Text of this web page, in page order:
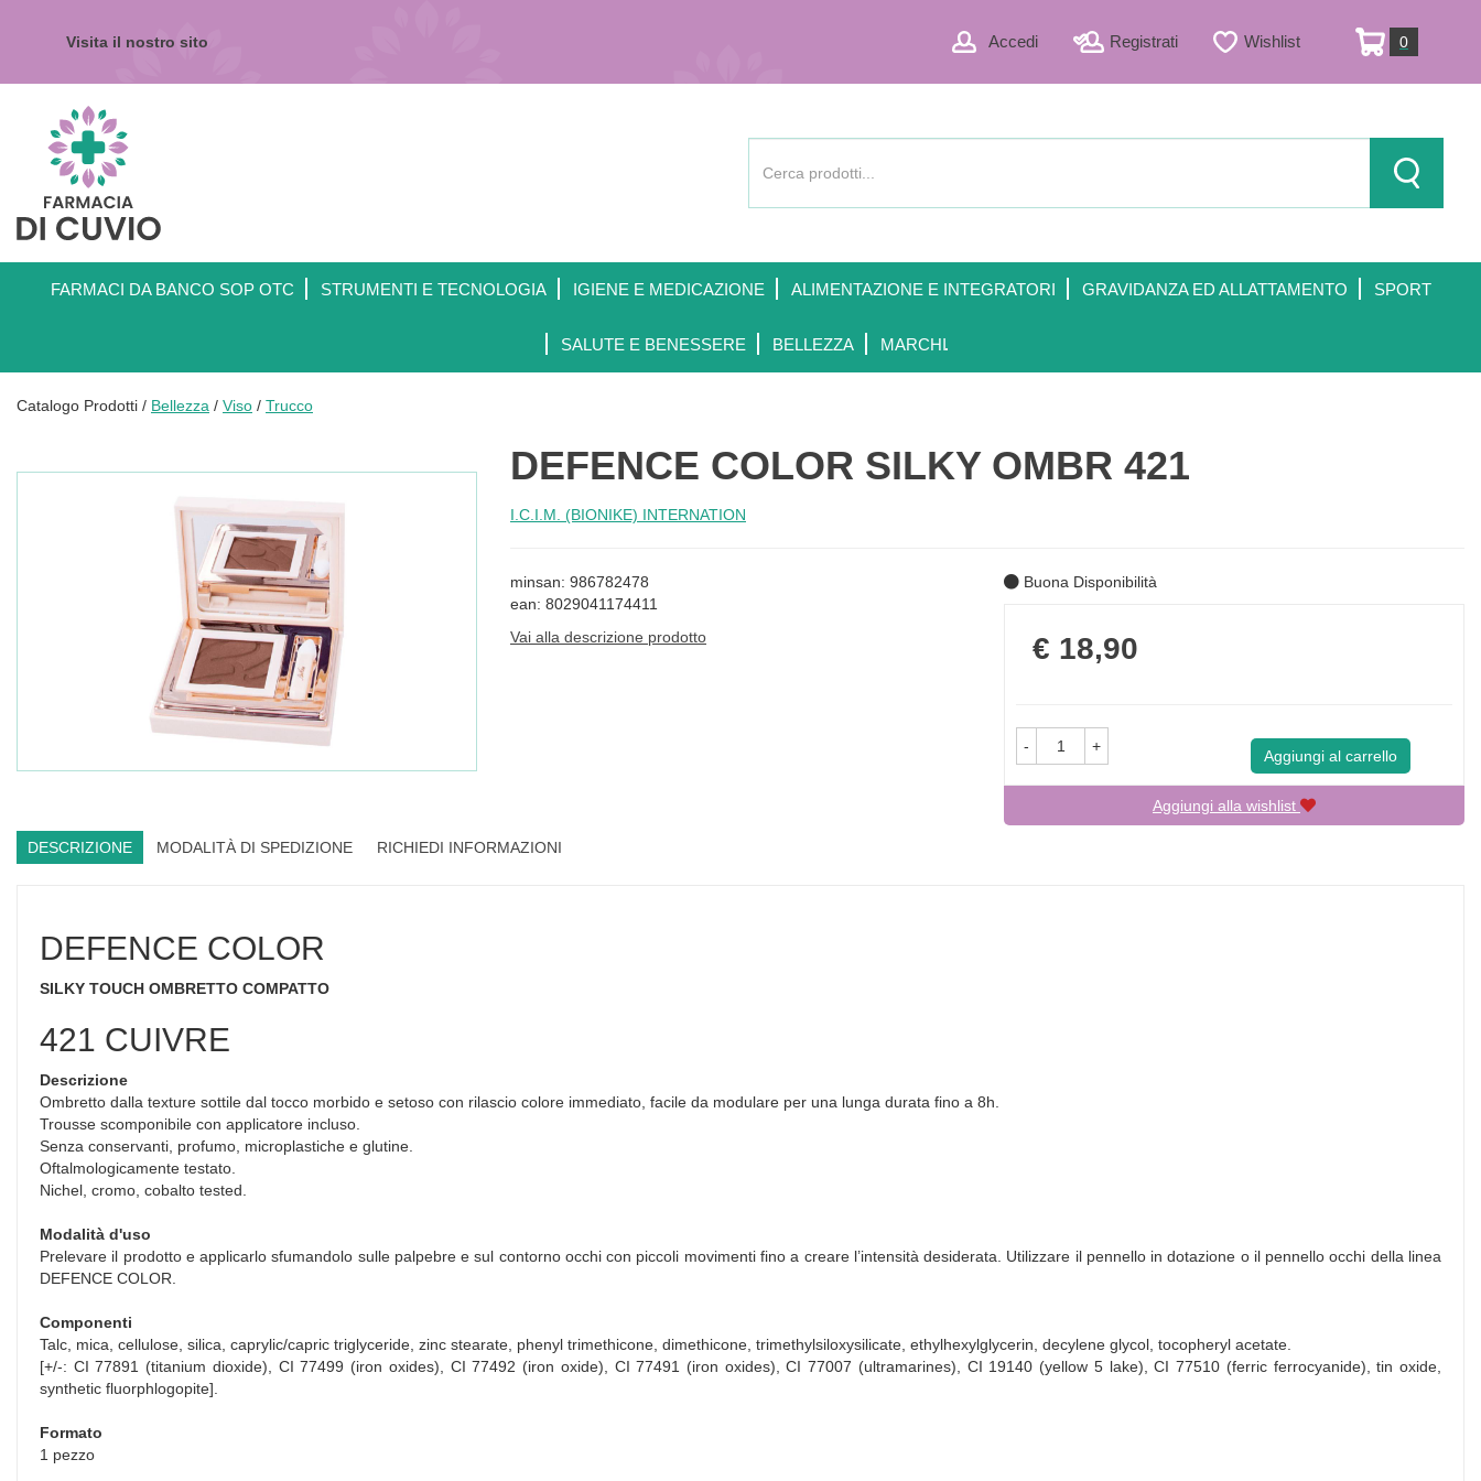
Visita il nostro sito Accedi Registrati Wishlist 0
ARTICOLI
Farmacia
Cuvio
Prodotto
Cerca
FARMACI DA BANCO SOP OTC STRUMENTI E TECNOLOGIA IGIENE E MEDICAZIONE ALIMENTAZIONE E INTEGRATORI GRAVIDANZA ED ALLATTAMENTO SPORT
SALUTE E BENESSERE BELLEZZA MARCHI
Catalogo Prodotti / Bellezza / Viso / Trucco
DEFENCE COLOR SILKY OMBR 421
I.C.I.M. (BIONIKE) INTERNATION
minsan: 986782478
ean: 8029041174411
Vai alla descrizione prodotto
Buona Disponibilità
Prezzo
€ 18,90
- +
Aggiungi al carrello
Aggiungi alla wishlist
DESCRIZIONE MODALITÀ DI SPEDIZIONE RICHIEDI INFORMAZIONI
DEFENCE COLOR
SILKY TOUCH OMBRETTO COMPATTO
421 CUIVRE
Descrizione
Ombretto dalla texture sottile dal tocco morbido e setoso con rilascio colore immediato, facile da modulare per una lunga durata fino a 8h.
Trousse scomponibile con applicatore incluso.
Senza conservanti, profumo, microplastiche e glutine.
Oftalmologicamente testato.
Nichel, cromo, cobalto tested.
Modalità d'uso
Prelevare il prodotto e applicarlo sfumandolo sulle palpebre e sul contorno occhi con piccoli movimenti fino a creare l’intensità desiderata. Utilizzare il pennello in dotazione o il pennello occhi della linea
DEFENCE COLOR.
Componenti
Talc, mica, cellulose, silica, caprylic/capric triglyceride, zinc stearate, phenyl trimethicone, dimethicone, trimethylsiloxysilicate, ethylhexylglycerin, decylene glycol, tocopheryl acetate.
[+/-: CI 77891 (titanium dioxide), CI 77499 (iron oxides), CI 77492 (iron oxide), CI 77491 (iron oxides), CI 77007 (ultramarines), CI 19140 (yellow 5 lake), CI 77510 (ferric ferrocyanide), tin oxide,
synthetic fluorphlogopite].
Formato
1 pezzo